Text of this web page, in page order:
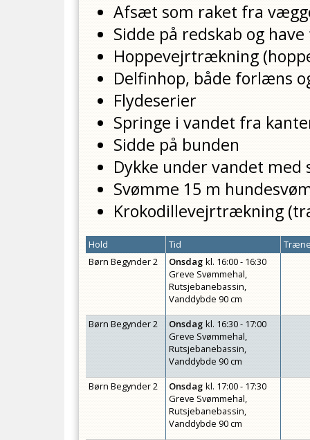
Afsæt som raket fra
Sidde på redskab og
Hoppevejrtrækning
Delfinhop, både forlæns
Flydeserier
Springe i vandet fra
Sidde på bunden
Dykke under vandet
Svømme 15 m
Krokodillevejrtrækning
Hold Tid
Børn Begynder 2
Onsdag kl. 16:00 - 16:30
Greve Svømmehal,
Rutsjebanebassin,
Vanddybde 90 cm
Børn Begynder 2
Onsdag kl. 16:30 - 17:00
Greve Svømmehal,
Rutsjebanebassin,
Vanddybde 90 cm
Børn Begynder 2
Onsdag kl. 17:00 - 17:30
Greve Svømmehal,
Rutsjebanebassin,
Vanddybde 90 cm